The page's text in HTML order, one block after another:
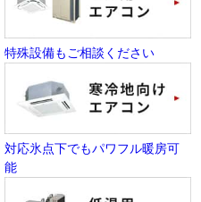
特殊設備もご相談ください
対応氷点下でもパワフル暖房可
能